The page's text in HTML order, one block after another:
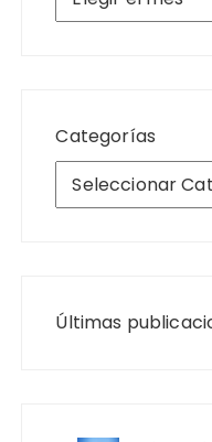
Categorías
Últimas